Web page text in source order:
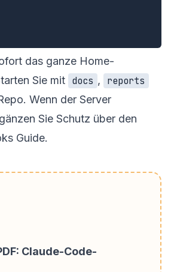
das ganze Home-
Sie mit docs ,
reports
Wenn der Server
Sie Schutz über den
Guide.
Claude-Code-